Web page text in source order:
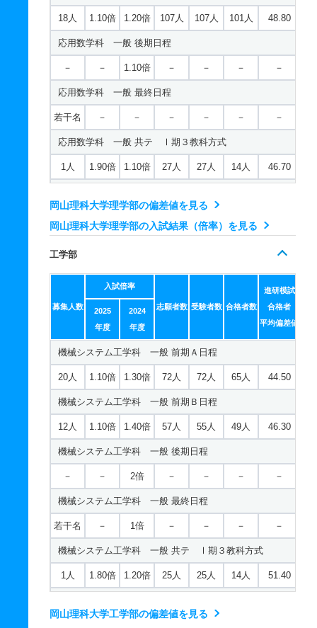
18人 1.10倍 1.20倍 107人 107人 101人 48.80
応用数学科 一般 後期日程
－ － 1.10倍 － － － －
応用数学科 一般 最終日程
若干名 － － － － － －
応用数学科 一般 共テ Ⅰ期３教科方式
1人 1.90倍 1.10倍 27人 27人 14人 46.70
応用数学科 一般 ニ Ⅲ期
－ 1倍
応用数学科 推薦 推薦Ａ日程
30人 1.10倍 1倍 34人 34人 30人 －
応用数学科 推薦 特別推薦普通科
61人 1倍 － 25人 25人 25人 －
応用数学科 推薦 特別推薦専門総合
61人 1倍 － 25人 25人 25人 －
応用数学科 推薦 専門学科等推薦
若干名 － － － － － －
基礎理学科 一般 前期Ａ日程
17人 1.20倍 1.20倍 54人 54人 46人 44.30
基礎理学科 一般 前期Ｂ日程
11人 1.10倍 1.30倍 61人 60人
岡山理科大学理学部の偏差値を見る
岡山理科大学理学部の入試結果（倍率）を見る
工学部
募集人数
入試倍率
志願者数 受験者数 合格者数
進研模試
合格者
平均偏差値
2025
年度
2024
年度
機械システム工学科 一般 前期Ａ日程
20人 1.10倍 1.30倍 72人 72人 65人 44.50
機械システム工学科 一般 前期Ｂ日程
12人 1.10倍 1.40倍 57人 55人 49人 46.30
機械システム工学科 一般 後期日程
－ － 2倍 － － － －
機械システム工学科 一般 最終日程
若干名 － 1倍 － － － －
機械システム工学科 一般 共テ Ⅰ期３教科方式
1人 1.80倍 1.20倍 25人 25人 14人 51.40
岡山理科大学工学部の偏差値を見る